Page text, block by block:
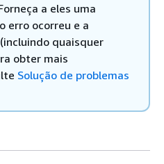
a eles uma
erro ocorreu e a
quaisquer
obter mais
Solução de problemas